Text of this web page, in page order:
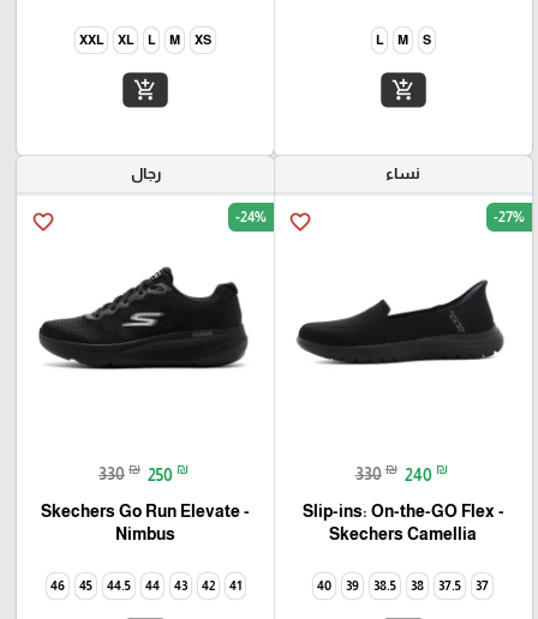
S
M
L
add_shopping_cart
XS
M
L
XL
XXL
add_shopping_cart
نساء
favorite_border -27%
330 ₪ 240 ₪
Slip-ins: On-the-GO Flex -
Camellia‏ Skechers
37
37.5
38
38.5
39
40
رجال
favorite_border -24%
330 ₪ 250 ₪
Skechers Go Run Elevate -
Nimbus
41
42
43
44
44.5
45
46